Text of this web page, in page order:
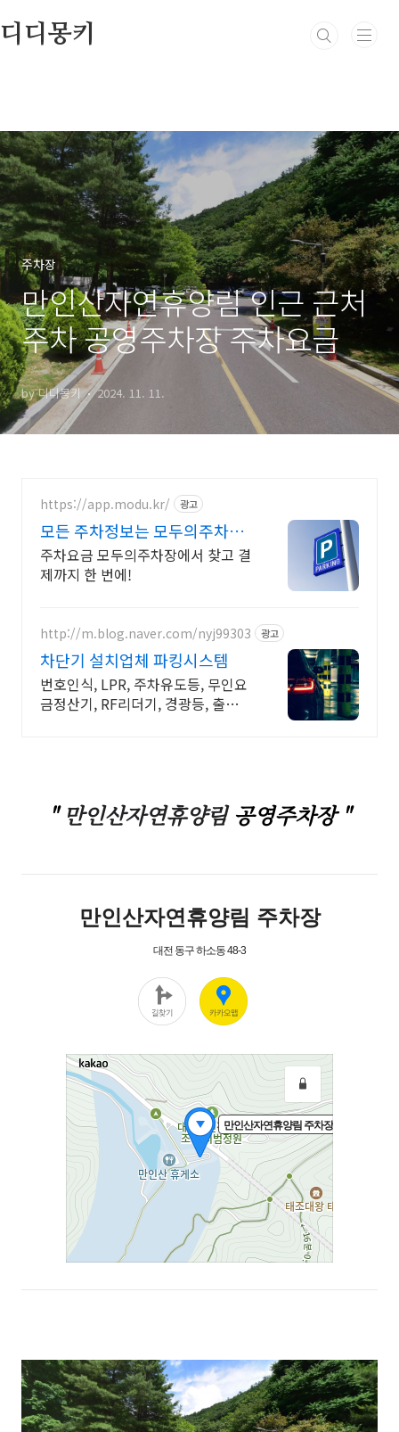
디디몽키
주차장
만인산자연휴양림 인근 근처
주차 공영주차장 주차요금
by 디디몽키 2024. 11. 11.
https://app.modu.kr/ 광고
모든 주차정보는 모두의주차장
검색부터 결제까지 한번에!
주차요금 모두의주차장에서 찾고 결
제까지 한 번에!
http://m.blog.naver.com/nyj99303 광고
차단기 설치업체 파킹시스템
번호인식, LPR, 주차유도등, 무인요
금정산기, RF리더기, 경광등, 출차주
" 만인산자연휴양림공영주차장 "